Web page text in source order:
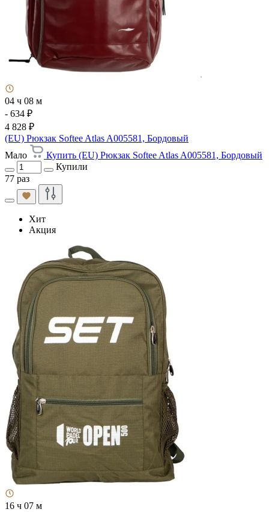
04 ч 08 м
- 634 ₽
4 828 ₽
(EU) Рюкзак Softee Atlas A005581, Бордовый
Мало
Купить (EU) Рюкзак Softee Atlas A005581, Бордовый
Купили
77 раз
Хит
Акция
16 ч 07 м